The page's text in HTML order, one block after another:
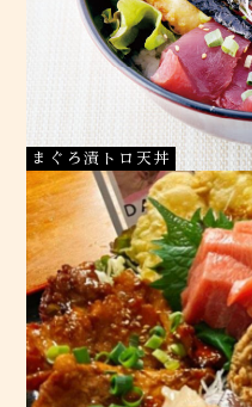
まぐろ漬トロ天丼